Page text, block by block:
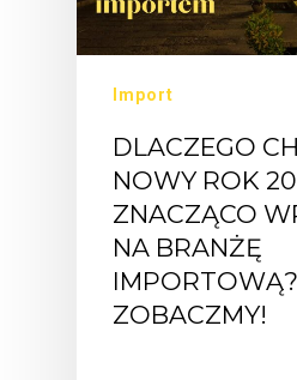
Import
DLACZEGO
NOWY ROK
ZNACZĄCO
NA BRANŻĘ
IMPORTOWĄ?
ZOBACZMY!